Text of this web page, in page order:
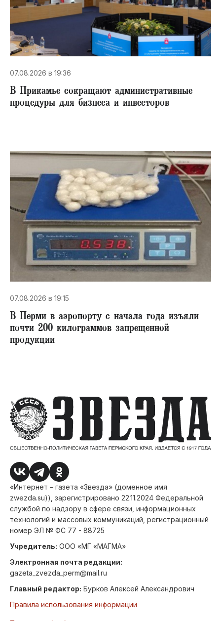
07.08.2026 в 19:36
В Прикамье сокращают административные
процедуры для бизнеса и инвесторов
07.08.2026 в 19:15
В Перми в аэропорту с начала года изъяли
почти 200 килограммов запрещенной
продукции
«Интернет – газета «Звезда» (доменное имя
zwezda.su)), зарегистрировано 22.11.2024 Федеральной
службой по надзору в сфере связи, информационных
технологий и массовых коммуникаций, регистрационный
номер ЭЛ № ФС 77 - 88725
Учредитель: ООО «МГ «МАГМА»
Электронная почта редакции:
gazeta_zvezda_perm@mail.ru
Главный редактор: Бурков Алексей Александрович
Правила использования информации